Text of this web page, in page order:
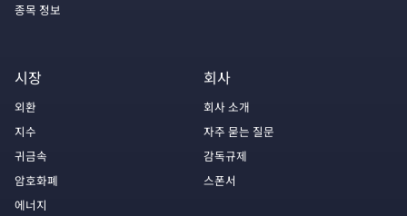
종목 정보
시장
외환
지수
귀금속
암호화폐
에너지
회사
회사 소개
자주 묻는 질문
감독규제
스폰서